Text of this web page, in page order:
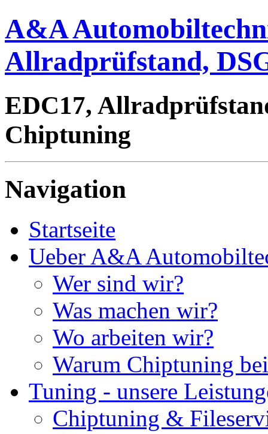
A&A
Allradprüfstand,
EDC17,
Chiptuning
Navigation
Startseite
Ueber A&A
Wer sind wir?
Was machen wir?
Wo arbeiten wir?
Warum Chiptuning
Tuning - unsere
Chiptuning &